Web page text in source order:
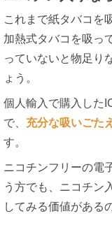
これまで紙タバコを
加熱式タバコを吸っ
っていないと物足り
ょう。
個人輸入で購入した
で、 充分な吸いごた
す。
ニコチンフリーの電
う方でも、ニコチン
してみる価値がある